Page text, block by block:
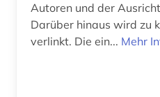
enzyklopädie (10)
erlebnisbericht (2)
Autoren und der
Darüber hinaus wird zu
verlinkt. Die ein... Mehr